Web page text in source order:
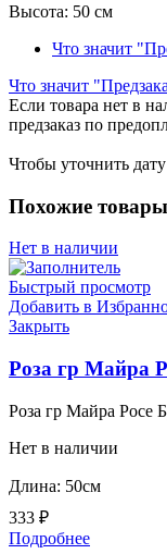
Высота: 50 см
Что значит
Что значит
Если товара нет в
предзаказ по
Чтобы уточнить
Похожие товары
Нет в наличии
Быстрый просмотр
Добавить в
Закрыть
Роза гр Майра
Роза гр Майра Росе
Нет в наличии
Длина: 50см
333 ₽
Подробнее